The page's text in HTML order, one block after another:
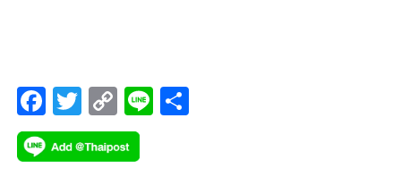
เดินทางตามไปสมทบในภายหลัง
F
ac
e
T
wi
tt
C
o
p
Li